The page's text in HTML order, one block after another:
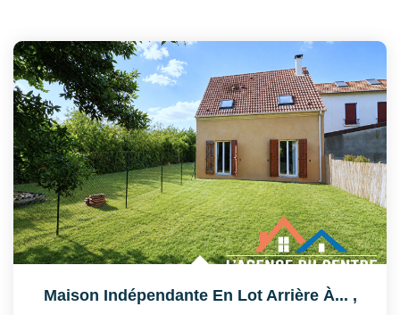
Maison Indépendante En Lot Arrière À... ,